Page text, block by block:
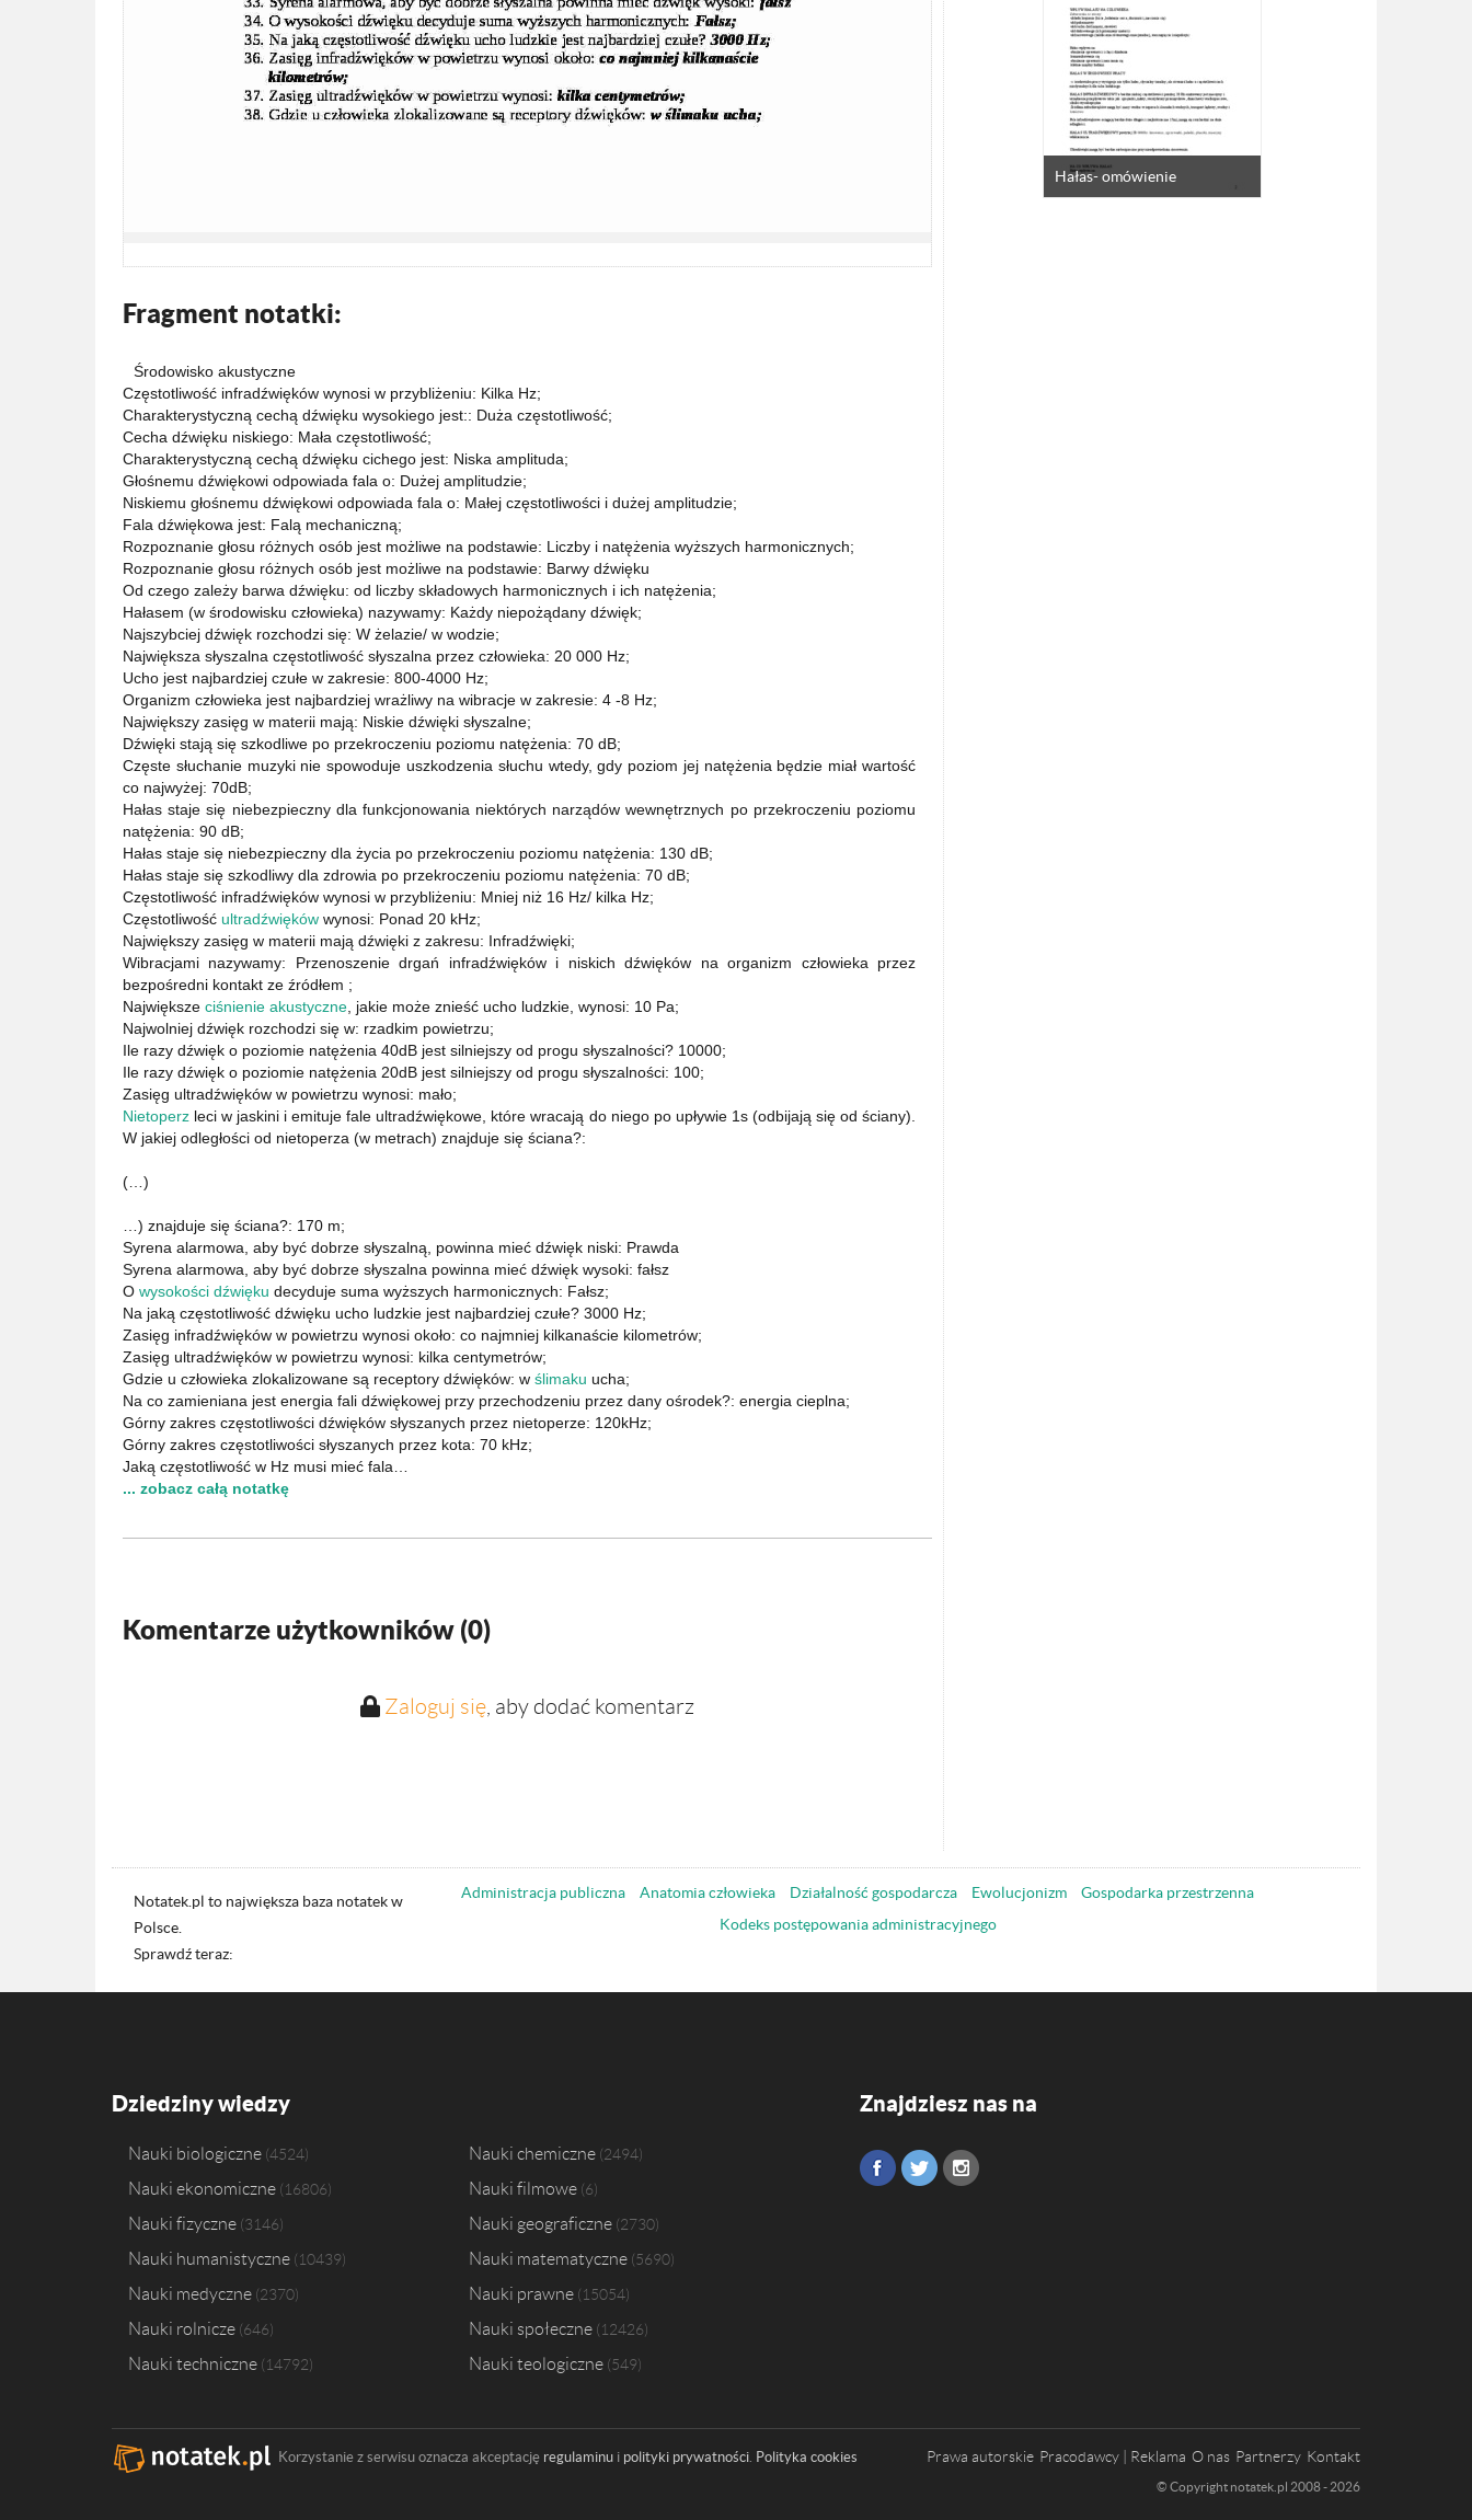
Fragment notatki:
Środowisko akustyczne
Częstotliwość infradźwięków wynosi w przybliżeniu: Kilka Hz;
Charakterystyczną cechą dźwięku wysokiego jest:: Duża częstotliwość;
Cecha dźwięku niskiego: Mała częstotliwość;
Charakterystyczną cechą dźwięku cichego jest: Niska amplituda;
Głośnemu dźwiękowi odpowiada fala o: Dużej amplitudzie;
Niskiemu głośnemu dźwiękowi odpowiada fala o: Małej częstotliwości i dużej amplitudzie;
Fala dźwiękowa jest: Falą mechaniczną;
Rozpoznanie głosu różnych osób jest możliwe na podstawie: Liczby i natężenia wyższych harmonicznych;
Rozpoznanie głosu różnych osób jest możliwe na podstawie: Barwy dźwięku
Od czego zależy barwa dźwięku: od liczby składowych harmonicznych i ich natężenia;
Hałasem (w środowisku człowieka) nazywamy: Każdy niepożądany dźwięk;
Najszybciej dźwięk rozchodzi się: W żelazie/ w wodzie;
Największa słyszalna częstotliwość słyszalna przez człowieka: 20 000 Hz;
Ucho jest najbardziej czułe w zakresie: 800-4000 Hz;
Organizm człowieka jest najbardziej wrażliwy na wibracje w zakresie: 4 -8 Hz;
Największy zasięg w materii mają: Niskie dźwięki słyszalne;
Dźwięki stają się szkodliwe po przekroczeniu poziomu natężenia: 70 dB;
Częste słuchanie muzyki nie spowoduje uszkodzenia słuchu wtedy, gdy poziom jej natężenia będzie miał wartość
co najwyżej: 70dB;
Hałas staje się niebezpieczny dla funkcjonowania niektórych narządów wewnętrznych po przekroczeniu poziomu
natężenia: 90 dB;
Hałas staje się niebezpieczny dla życia po przekroczeniu poziomu natężenia: 130 dB;
Hałas staje się szkodliwy dla zdrowia po przekroczeniu poziomu natężenia: 70 dB;
Częstotliwość infradźwięków wynosi w przybliżeniu: Mniej niż 16 Hz/ kilka Hz;
Częstotliwość ultradźwięków wynosi: Ponad 20 kHz;
Największy zasięg w materii mają dźwięki z zakresu: Infradźwięki;
Wibracjami nazywamy: Przenoszenie drgań infradźwięków i niskich dźwięków na organizm człowieka przez
bezpośredni kontakt ze źródłem ;
Największe ciśnienie akustyczne , jakie może znieść ucho ludzkie, wynosi: 10 Pa;
Najwolniej dźwięk rozchodzi się w: rzadkim powietrzu;
Ile razy dźwięk o poziomie natężenia 40dB jest silniejszy od progu słyszalności? 10000;
Ile razy dźwięk o poziomie natężenia 20dB jest silniejszy od progu słyszalności: 100;
Zasięg ultradźwięków w powietrzu wynosi: mało;
Nietoperz leci w jaskini i emituje fale ultradźwiękowe, które wracają do niego po upływie 1s (odbijają się od ściany).
W jakiej odległości od nietoperza (w metrach) znajduje się ściana?:
(…)
…) znajduje się ściana?: 170 m;
Syrena alarmowa, aby być dobrze słyszalną, powinna mieć dźwięk niski: Prawda
Syrena alarmowa, aby być dobrze słyszalna powinna mieć dźwięk wysoki: fałsz
O wysokości dźwięku decyduje suma wyższych harmonicznych: Fałsz;
Na jaką częstotliwość dźwięku ucho ludzkie jest najbardziej czułe? 3000 Hz;
Zasięg infradźwięków w powietrzu wynosi około: co najmniej kilkanaście kilometrów;
Zasięg ultradźwięków w powietrzu wynosi: kilka centymetrów;
Gdzie u człowieka zlokalizowane są receptory dźwięków: w ślimaku ucha;
Na co zamieniana jest energia fali dźwiękowej przy przechodzeniu przez dany ośrodek?: energia cieplna;
Górny zakres częstotliwości dźwięków słyszanych przez nietoperze: 120kHz;
Górny zakres częstotliwości słyszanych przez kota: 70 kHz;
Jaką częstotliwość w Hz musi mieć fala…
... zobacz całą notatkę
Komentarze użytkowników (0)
Zaloguj się, aby dodać komentarz
Hałas- omówienie
Notatek.pl to największa baza notatek w
Polsce.
Sprawdź teraz:
Administracja publiczna Anatomia człowieka Działalność gospodarcza Ewolucjonizm
Gospodarka przestrzenna
Kodeks postępowania administracyjnego
Dziedziny wiedzy
Nauki biologiczne 4524 Nauki chemiczne 2494
Nauki ekonomiczne 16806 Nauki filmowe 6
Nauki fizyczne 3146 Nauki geograficzne 2730
Nauki humanistyczne 10439 Nauki matematyczne 5690
Nauki medyczne 2370 Nauki prawne 15054
Nauki rolnicze 646 Nauki społeczne 12426
Nauki techniczne 14792 Nauki teologiczne 549
Znajdziesz nas na
Korzystanie z serwisu oznacza akceptację regulaminu i polityki prywatności. Polityka cookies Prawa autorskie Pracodawcy | Reklama O nas Partnerzy Kontakt
© Copyright notatek.pl 2008 - 2026